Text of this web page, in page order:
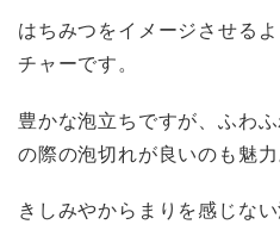
はちみつをイメージさせる
チャーです。
豊かな泡立ちですが、ふわ
の際の泡切れが良いのも魅力
きしみやからまりを感じない